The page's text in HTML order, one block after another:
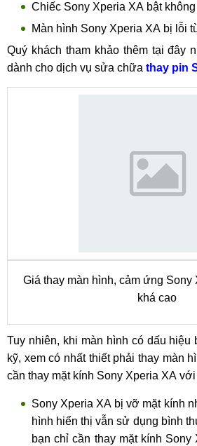
Chiếc Sony Xperia XA bật
Màn hình Sony Xperia XA bị lỗi
Quý khách tham khảo thêm tại đây
dành cho dịch vụ sửa chữa thay pin
Giá thay màn hình, cảm ứng Sony
khá cao
Tuy nhiên, khi màn hình có dấu hiệu
kỹ, xem có nhất thiết phải thay màn
cần thay mặt kính Sony Xperia XA
Sony Xperia XA bị vỡ mặt kính
hình hiển thị vẫn sử dụng bình
bạn chỉ cần thay mặt kính